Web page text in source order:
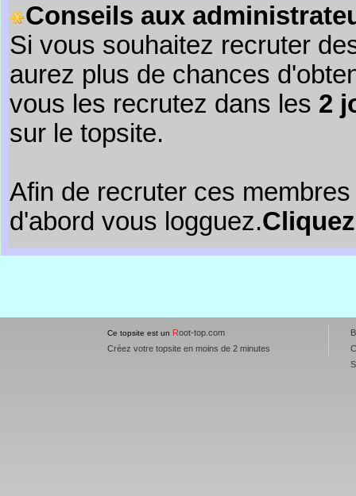
Conseils aux
Si vous souhaitez recruter
aurez plus de chances
vous les recrutez dans les 2
sur le topsite.
Afin de recruter ces
d'abord vous logguez.
Ce topsite est un Root-top.com
Créez votre topsite en moins de 2 minutes